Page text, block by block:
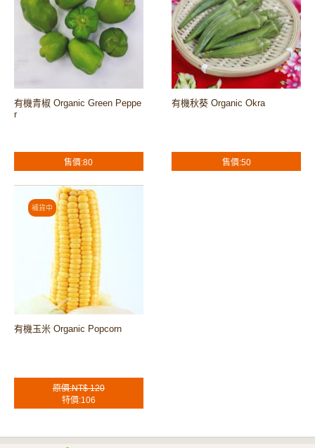
有機青椒 Organic Green Peppe
r
售價:80
有機秋葵 Organic Okra
售價:50
有機玉米 Organic Popcorn
原價:NT$ 120
特價:106